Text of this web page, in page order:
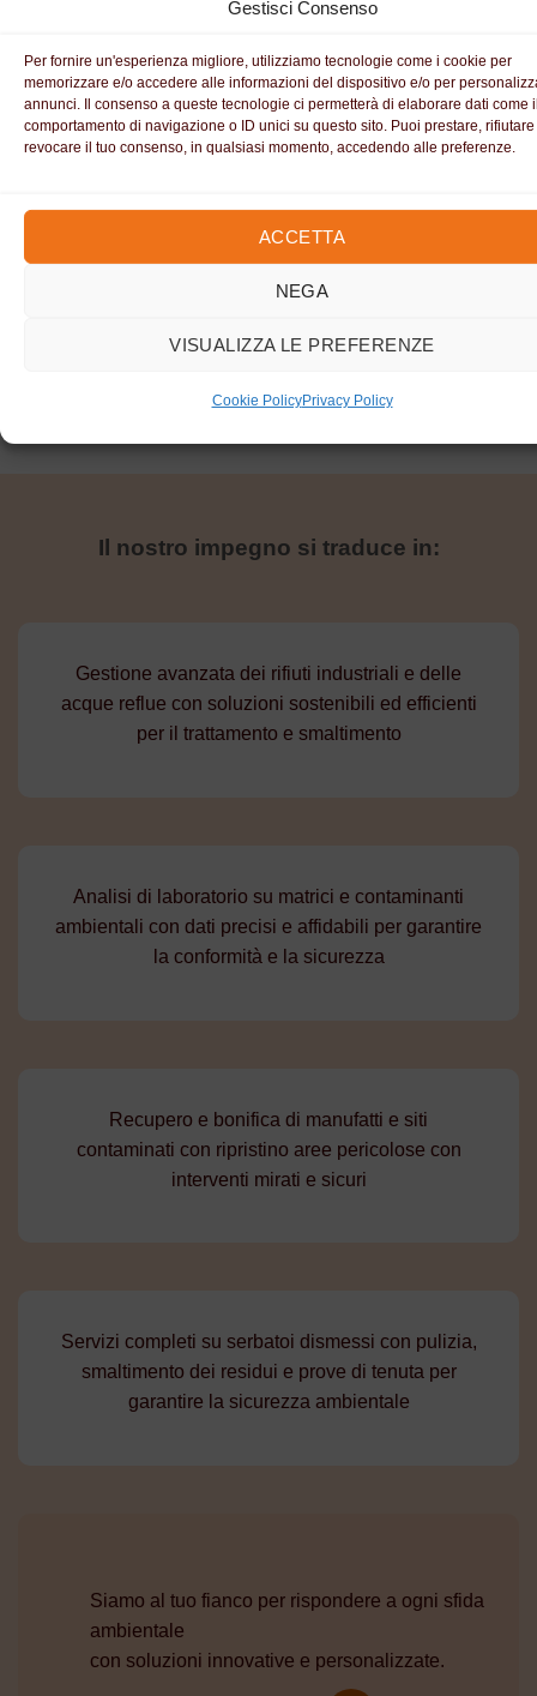
Gestisci Consenso
Per fornire un'esperienza migliore, utilizziamo tecnologie come i cookie per
memorizzare e/o accedere alle informazioni del dispositivo e/o per
annunci. Il consenso a queste tecnologie ci permetterà di elaborare dati come
comportamento di navigazione o ID unici su questo sito. Puoi prestare, rifiutare
revocare il tuo consenso, in qualsiasi momento, accedendo alle preferenze.
ACCETTA
NEGA
VISUALIZZA LE PREFERENZE
Cookie PolicyPrivacy Policy
Il nostro impegno si traduce in:
Gestione avanzata dei rifiuti industriali e delle
acque reflue con soluzioni sostenibili ed efficienti
per il trattamento e smaltimento
Analisi di laboratorio su matrici e contaminanti
ambientali con dati precisi e affidabili per garantire
la conformità e la sicurezza
Recupero e bonifica di manufatti e siti
contaminati con ripristino aree pericolose con
interventi mirati e sicuri
Servizi completi su serbatoi dismessi con pulizia,
smaltimento dei residui e prove di tenuta per
garantire la sicurezza ambientale
Siamo al tuo fianco per rispondere a ogni sfida
ambientale
con soluzioni innovative e personalizzate.